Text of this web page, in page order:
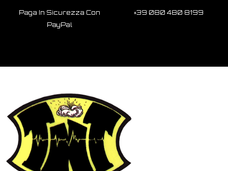
Paga In Sicurezza Con
PayPal
+39 080 480 8199